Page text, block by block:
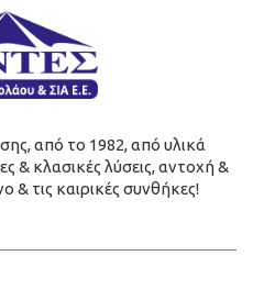
από το 1982, από υλικά
& κλασικές λύσεις, αντοχή &
& τις καιρικές συνθήκες!